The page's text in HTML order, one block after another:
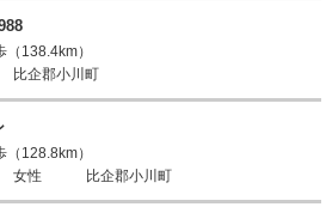
138.4km）
比企郡小川町
（128.8km）
女性 比企郡小川町